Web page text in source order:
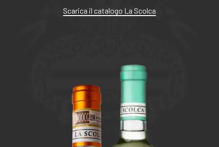
Scarica il catalogo La Scolca